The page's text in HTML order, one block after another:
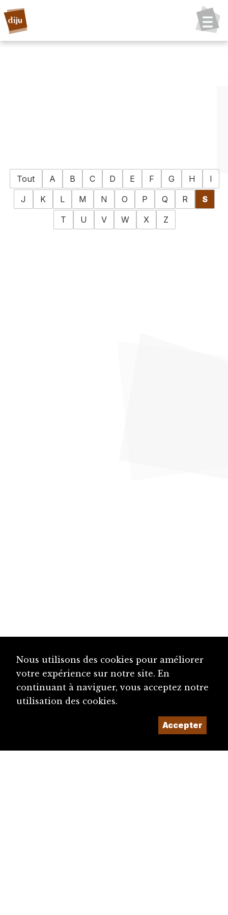
Tout A B C D E F G H
I
J
K L M N O P Q R
S
T
U V W X Z
Nous utilisons des cookies pour améliorer
votre expérience sur notre site. En
continuant à naviguer, vous acceptez notre
utilisation des cookies.
Accepter